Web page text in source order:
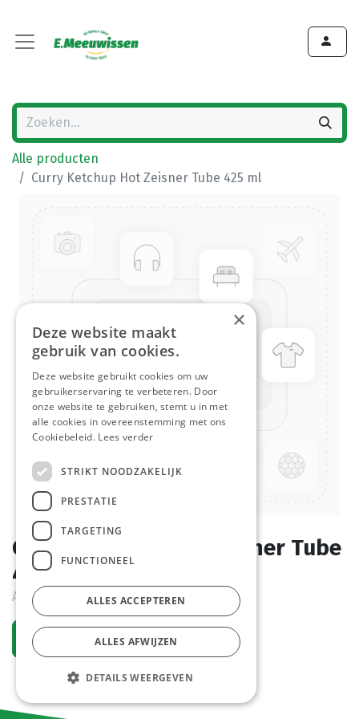
Alle producten
Curry Ketchup Hot Zeisner Tube 425 ml
Curry Ketchup Hot Zeisner Tube
425 ml
Actief
Vraag een account aan
×
Deze website maakt
gebruik van cookies.
Deze website gebruikt cookies om uw
gebruikerservaring te verbeteren. Door
onze website te gebruiken, stemt u in met
alle cookies in overeenstemming met ons
Cookiebeleid. Lees verder
STRIKT NOODZAKELIJK
PRESTATIE
TARGETING
FUNCTIONEEL
ALLES ACCEPTEREN
ALLES AFWIJZEN
DETAILS WEERGEVEN